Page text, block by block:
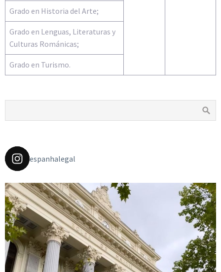
Grado en Historia del Arte;
Grado en Lenguas, Literaturas y
Culturas Románicas;
Grado en Turismo.
espanhalegal